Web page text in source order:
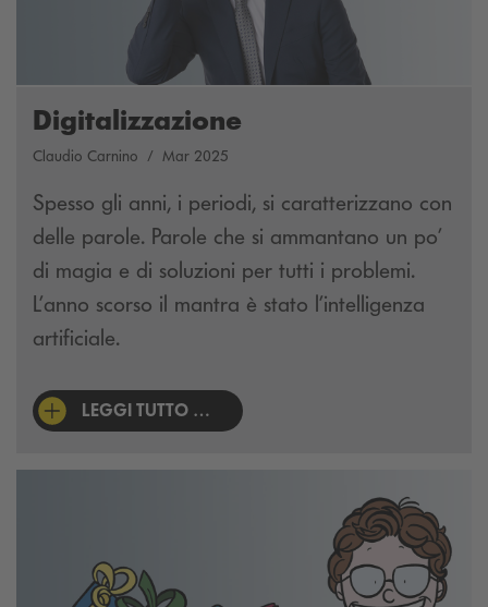
Digitalizzazione
Claudio Carnino Mar 2025
Spesso gli anni, i periodi, si caratterizzano con
delle parole. Parole che si ammantano un po’
di magia e di soluzioni per tutti i problemi.
L’anno scorso il mantra è stato l’intelligenza
artificiale.
LEGGI TUTTO …